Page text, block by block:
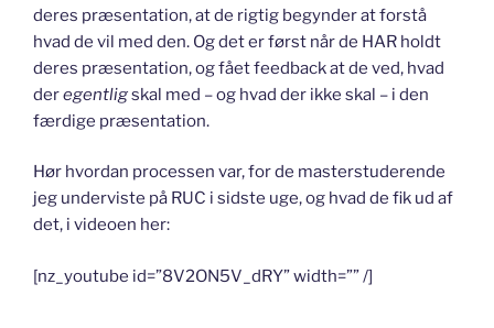
deres præsentation, at de rigtig begynder at forstå
hvad de vil med den. Og det er først når de HAR holdt
deres præsentation, og fået feedback at de ved, hvad
deregentligskal med – og hvad der ikke skal – i den
færdige præsentation.
Hør hvordan processen var, for de masterstuderende
jeg underviste på RUC i sidste uge, og hvad de fik ud af
det, i videoen her:
[nz_youtube id=”8V2ON5V_dRY” width=”” /]